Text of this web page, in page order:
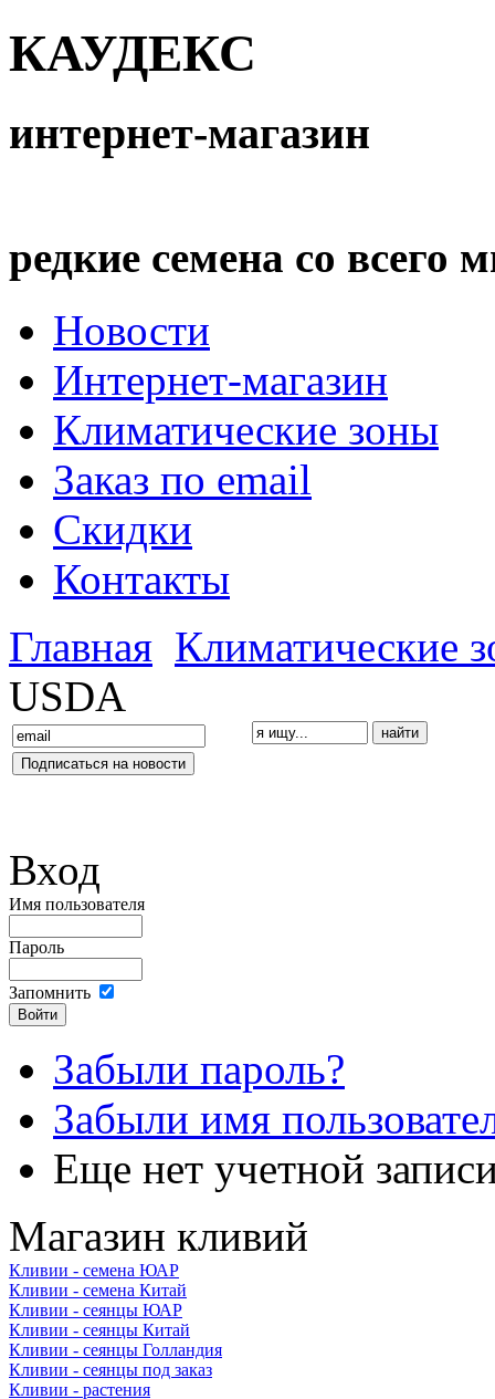
КАУДЕКС
интернет-магазин
редкие семена со всего
Новости
Интернет-магазин
Климатические зоны
Заказ по email
Скидки
Контакты
Главная Климатические
USDA
Вход
Имя пользователя
Пароль
Запомнить
Забыли пароль?
Забыли имя
Еще нет учетной
Магазин кливий
Кливии - семена ЮАР
Кливии - семена Китай
Кливии - сеянцы ЮАР
Кливии - сеянцы Китай
Кливии - сеянцы Голландия
Кливии - сеянцы под заказ
Кливии - растения
227 184
208 682
89 785
88 486
77 024
70 962